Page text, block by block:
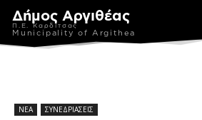
Δήμος Αργιθέας
Π.Ε. Καρδίτσας
Municipality of Argithea
ΝΕΑ ΣΥΝΕΔΡΙΑΣΕΙΣ